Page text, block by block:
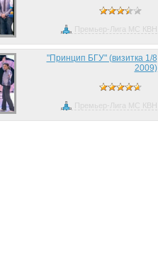
Премьер-Лига МС КВН
"Принцип БГУ" (визитка 1/8
2009)
Премьер-Лига МС КВН